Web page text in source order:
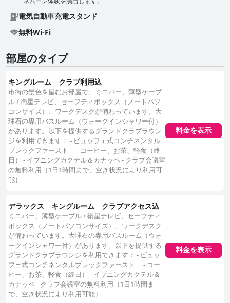
電気自動車充電スタンド
無料Wi-Fi
部屋のタイプ
キングルーム クラブ利用込
市街の景色を望むお部屋で、ミニバー、薄型ケーブ
ル / 衛星テレビ、セーフティボックス（ノートパソ
コンサイズ）、ワークデスクが備わっています。大
理石の専用バスルーム（ウォークインシャワー付）
があります。以下を提供するグランドクラブラウン
ジを利用できます： - ビュッフェ式コンチネンタル
ブレックファースト - コーヒー、お茶、軽食（終
日） - イブニングカクテル＆カナッペ - クラブ会議室
の無料利用（1日1時間まで、空き状況により利用可
能）
料金を表示
デラックス キングルーム クラブアクセス込
ミニバー、薄型ケーブル / 衛星テレビ、セーフティ
ボックス（ノートパソコンサイズ）、ワークデスク
が備わっています。大理石の専用バスルーム（ウォ
ークインシャワー付）があります。以下を提供する
グランドクラブラウンジを利用できます： - ビュッ
フェ式コンチネンタルブレックファースト - コー
ヒー、お茶、軽食（終日） - イブニングカクテル＆
カナッペ - クラブ会議室の無料利用（1日1時間ま
で、空き状況により利用可能）
料金を表示